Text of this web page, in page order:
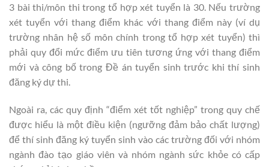
3 bài thi/môn thi trong tổ hợp xét tuyển là 30. Nếu trường
xét tuyển với thang điểm khác với thang điểm này (ví dụ
trường nhân hệ số môn chính trong tổ hợp xét tuyển) thì
phải quy đổi mức điểm ưu tiên tương ứng với thang điểm
mới và công bố trong Đề án tuyển sinh trước khi thí sinh
đăng ký dự thi.
Ngoài ra, các quy định “điểm xét tốt nghiệp” trong quy chế
được hiểu là một điều kiện (ngưỡng đảm bảo chất lượng)
để thí sinh đăng ký tuyển sinh vào các trường đối với nhóm
ngành đào tạo giáo viên và nhóm ngành sức khỏe có cấp